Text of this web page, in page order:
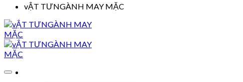
vẬT TƯNGÀNH MAY MẶC